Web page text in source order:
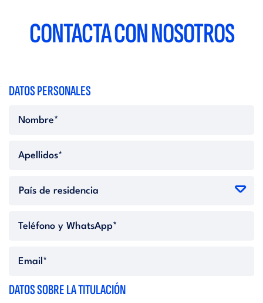
CONTACTA CON NOSOTROS
DATOS PERSONALES
DATOS SOBRE LA TITULACIÓN